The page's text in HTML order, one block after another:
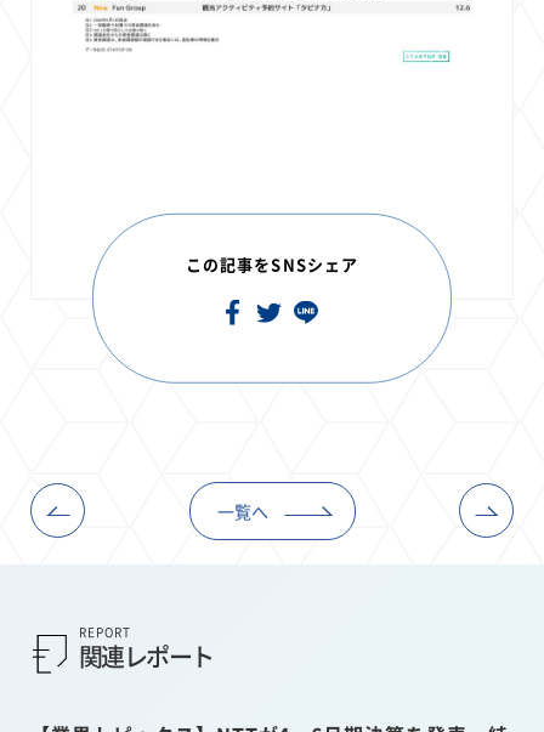
この記事をSNSシェア
一覧へ
REPORT
関連レポート